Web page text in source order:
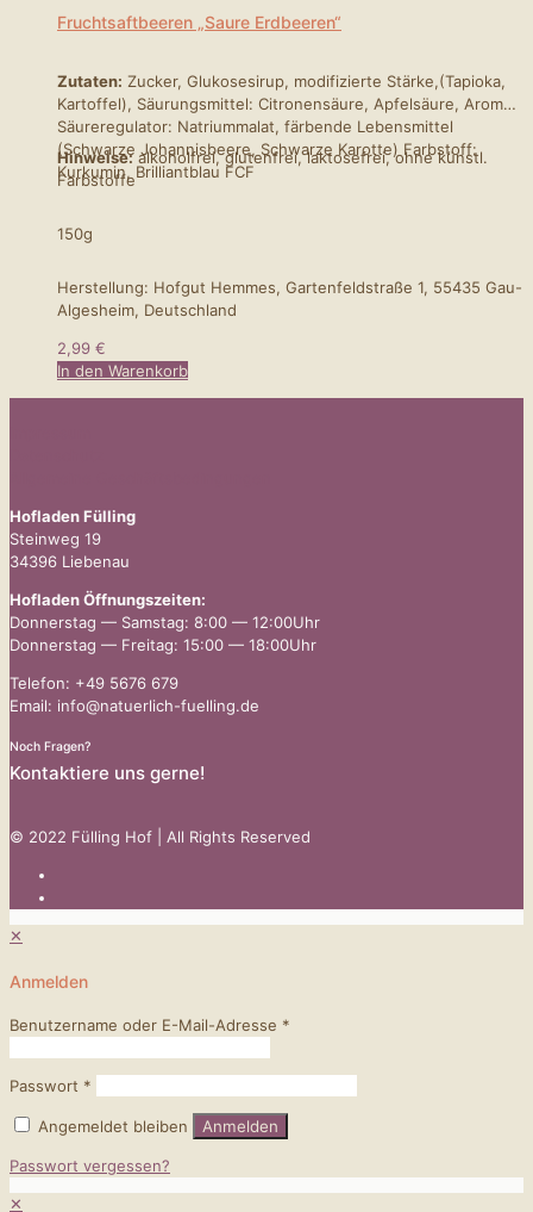
Fruchtsaftbeeren „Saure Erdbeeren“
Zutaten: Zucker, Glukosesirup, modifizierte Stärke,(Tapioka,
Kartoffel), Säurungsmittel: Citronensäure, Apfelsäure, Aroma,
Säureregulator: Natriummalat, färbende Lebensmittel
(Schwarze Johannisbeere, Schwarze Karotte) Farbstoff:
Kurkumin, Brilliantblau FCF
Hinweise:alkoholfrei, glutenfrei, laktosefrei, ohne künstl.
Farbstoffe
150g
Herstellung: Hofgut Hemmes, Gartenfeldstraße 1, 55435 Gau-
Algesheim, Deutschland
2,99 €
In den Warenkorb
Hofladen Fülling
Steinweg 19
34396 Liebenau
Hofladen Öffnungszeiten:
Donnerstag — Samstag: 8:00 — 12:00Uhr
Donnerstag — Freitag: 15:00 — 18:00Uhr
Telefon: +49 5676 679
Email: info@natuerlich-fuelling.de
Noch Fragen?
Kontaktiere uns gerne!
© 2022 Fülling Hof | All Rights Reserved
✕
Anmelden
Benutzername oder E-Mail-Adresse *
Passwort *
Angemeldet bleiben Anmelden
Passwort vergessen?
✕